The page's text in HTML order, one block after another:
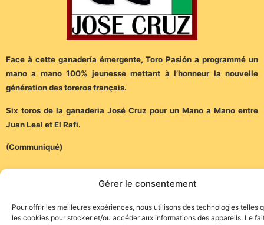
Gérer le consentement
Pour offrir les meilleures expériences, nous utilisons des technologies telles
les cookies pour stocker et/ou accéder aux informations des appareils. Le
Face à cette ganadería émergente, Toro Pasión a programmé un
mano a mano 100% jeunesse mettant à l’honneur la nouvelle
génération des toreros français.
Six toros de la ganaderia José Cruz pour un Mano a Mano entre
Juan Leal et El Rafi.
(Communiqué)